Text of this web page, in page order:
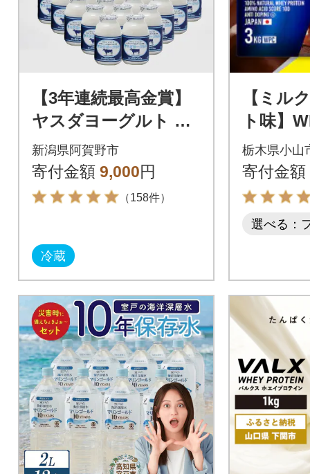
【3年連続最高金賞】
ヤスダヨーグルト 小
ボトル 150g×20本
新潟県阿賀野市
寄付金額 9,000円
（158件）
冷蔵
【ミル
ト味】
チュラ
テイン
栃木県小山
寄付金額
選べる：